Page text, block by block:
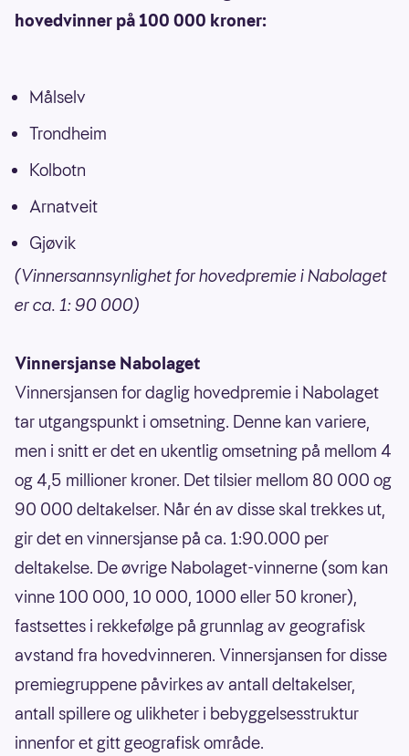
hovedvinner på 100 000 kroner:
Målselv
Trondheim
Kolbotn
Arnatveit
Gjøvik
(Vinnersannsynlighet for hovedpremie i Nabolaget
er ca. 1: 90 000)
Vinnersjanse Nabolaget
Vinnersjansen for daglig hovedpremie i Nabolaget
tar utgangspunkt i omsetning. Denne kan variere,
men i snitt er det en ukentlig omsetning på mellom 4
og 4,5 millioner kroner. Det tilsier mellom 80 000 og
90 000 deltakelser. Når én av disse skal trekkes ut,
gir det en vinnersjanse på ca. 1:90.000 per
deltakelse. De øvrige Nabolaget-vinnerne (som kan
vinne 100 000, 10 000, 1000 eller 50 kroner),
fastsettes i rekkefølge på grunnlag av geografisk
avstand fra hovedvinneren. Vinnersjansen for disse
premiegruppene påvirkes av antall deltakelser,
antall spillere og ulikheter i bebyggelsesstruktur
innenfor et gitt geografisk område.